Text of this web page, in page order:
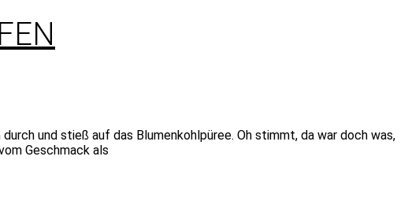
und stieß auf das Blumenkohlpüree. Oh stimmt, da war doch was,
Geschmack als